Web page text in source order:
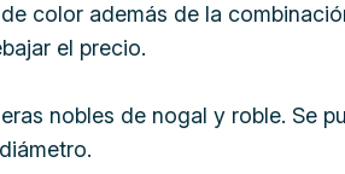
color además de la
el precio.
nobles de nogal y roble. Se